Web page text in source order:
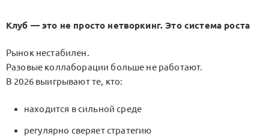
Клуб — это не просто нетворкинг. Это система роста
Рынок нестабилен.
Разовые коллаборации больше не работают.
В 2026 выигрывают те, кто:
находится в сильной среде
регулярно сверяет стратегию